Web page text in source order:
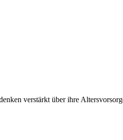
verstärkt über ihre